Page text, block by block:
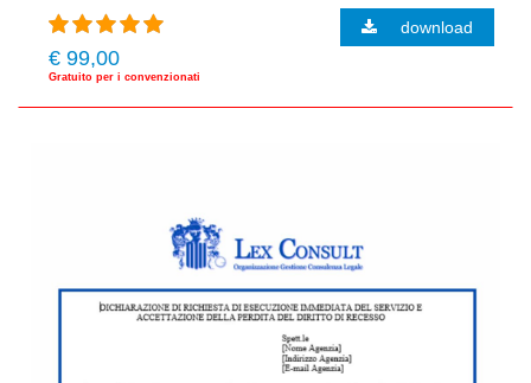
€ 99,00
Gratuito per i convenzionati
download